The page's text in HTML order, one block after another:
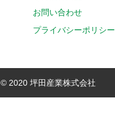
お問い合わせ
プライバシーポリシー
© 2020 坪田産業株式会社